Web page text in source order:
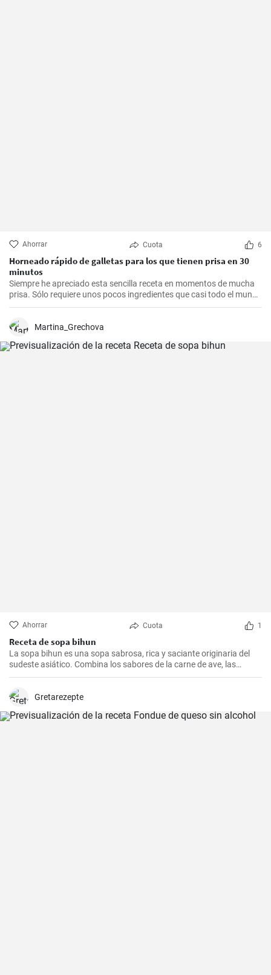
Ahorrar Cuota 6
Horneado rápido de galletas para los que tienen prisa en 30
minutos
Siempre he apreciado esta sencilla receta en momentos de mucha
prisa. Sólo requiere unos pocos ingredientes que casi todo el mundo
tiene en casa, y en apenas 30 minutos puedes estar disfrutando de
sabor dulce, siempre eran un éxito para las visitas improvisadas y
Martina_Grechova
Ahorrar Cuota 1
Receta de sopa bihun
La sopa bihun es una sopa sabrosa, rica y saciante originaria del
sudeste asiático. Combina los sabores de la carne de ave, las
verduras y los fideos de arroz en una sola olla. En casa la
Gretarezepte